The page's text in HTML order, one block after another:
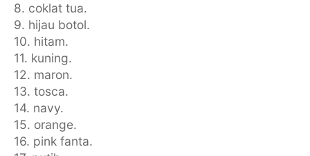
8. coklat tua.
9. hijau botol.
10. hitam.
11. kuning.
12. maron.
13. tosca.
14. navy.
15. orange.
16. pink fanta.